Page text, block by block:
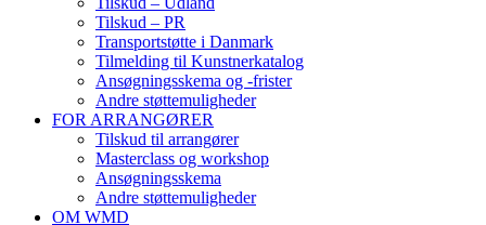
Tilskud – PR
Transportstøtte i Danmark
Tilmelding til Kunstnerkatalog
Ansøgningsskema og -frister
Andre støttemuligheder
FOR ARRANGØRER
Tilskud til arrangører
Masterclass og workshop
Ansøgningsskema
Andre støttemuligheder
OM WMD